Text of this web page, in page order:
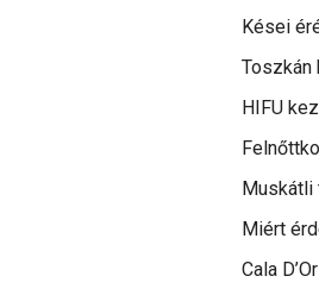
Kései
Toszkán
HIFU
Miért
Cala